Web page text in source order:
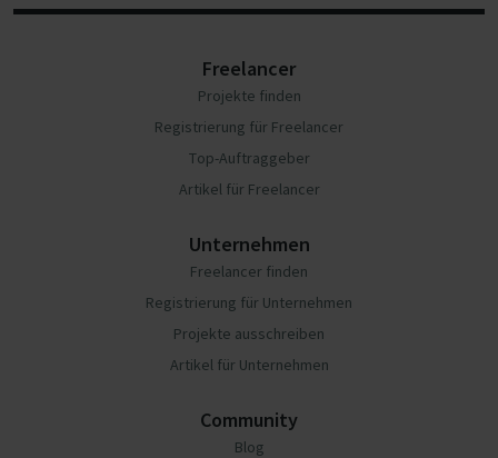
Freelancer
Projekte finden
Registrierung für Freelancer
Top-Auftraggeber
Artikel für Freelancer
Unternehmen
Freelancer finden
Registrierung für Unternehmen
Projekte ausschreiben
Artikel für Unternehmen
Community
Blog